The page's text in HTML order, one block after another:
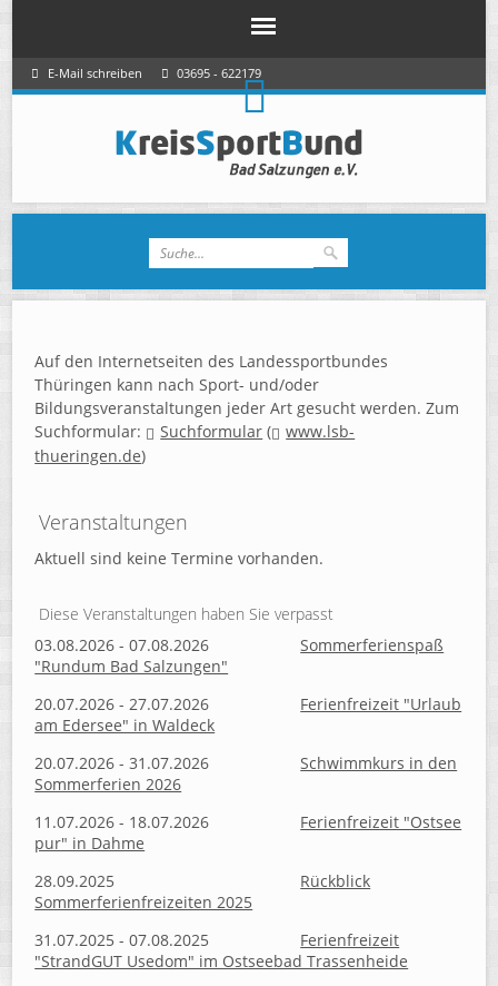
E-Mail schreiben 03695 - 622179
Auf den Internetseiten des Landessportbundes
Thüringen kann nach Sport- und/oder
Bildungsveranstaltungen jeder Art gesucht werden. Zum
Suchformular:
Suchformular (
www.lsb-
thueringen.de)
Veranstaltungen
Aktuell sind keine Termine vorhanden.
Diese Veranstaltungen haben Sie verpasst
03.08.2026 - 07.08.2026
Sommerferienspaß
"Rundum Bad Salzungen"
20.07.2026 - 27.07.2026
Ferienfreizeit "Urlaub
am Edersee" in Waldeck
20.07.2026 - 31.07.2026
Schwimmkurs in den
Sommerferien 2026
11.07.2026 - 18.07.2026
Ferienfreizeit "Ostsee
pur" in Dahme
28.09.2025
Rückblick
Sommerferienfreizeiten 2025
31.07.2025 - 07.08.2025
Ferienfreizeit
"StrandGUT Usedom" im Ostseebad Trassenheide